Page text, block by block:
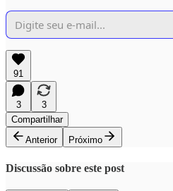
91
3
3
Compartilhar
Anterior
Próximo
Discussão sobre este post